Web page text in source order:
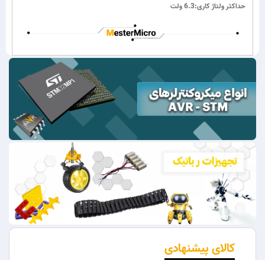
حداکثر ولتاژ کاری:6.3 ولت
کالای پیشنهادی